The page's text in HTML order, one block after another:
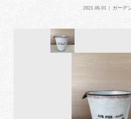
2021.06.01 ガーデ